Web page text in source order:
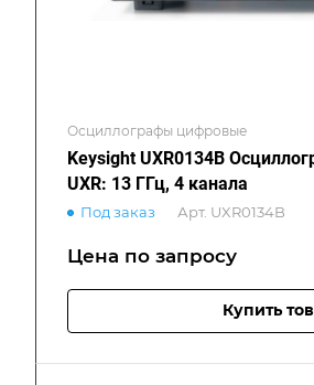
Осциллографы цифровые
Keysight UXR0134B
UXR: 13 ГГц, 4 канала
Под заказ Арт. UXR0134B
Цена по запросу
Купить